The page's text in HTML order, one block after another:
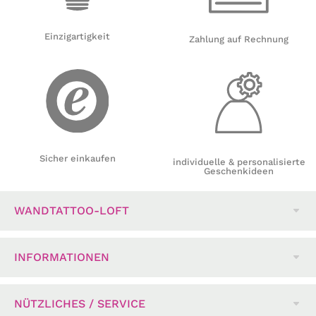
Einzigartigkeit
Sicher einkaufen
Zahlung auf Rechnung
individuelle & personalisierte
Geschenkideen
WANDTATTOO-LOFT
INFORMATIONEN
NÜTZLICHES / SERVICE